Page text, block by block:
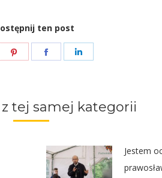
ten post
Share
Share
tej samej kategorii
Jestem